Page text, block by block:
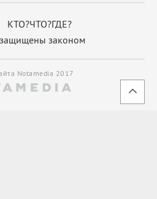
законом
Notamedia 2017